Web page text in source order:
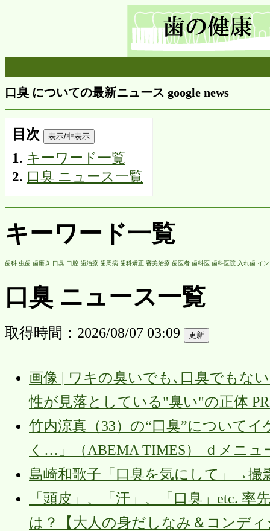
口臭 についての最新ニュース google news
目次 表示/非表示
1. キーワード一覧
2. 口臭 ニュース一覧
キーワード一覧
歯科 虫歯 歯磨き 口臭 口腔 歯治療 歯周病 歯科矯正 審美治療 歯医者 歯科医 歯科医院 入れ歯 イ
口臭 ニュース一覧
取得時間：2026/08/07 03:09
画像 | ワキの臭いでも､口臭でもな
性が見落としている"臭い"の正体
竹内涼真（33）の“口臭”について
く…」（ABEMA TIMES） ｄメニュ
島崎和歌子「口臭を気にして」→撮
「頭皮」、「汗」、「口臭」etc.
は？【大人の身だしなみ＆コンデ